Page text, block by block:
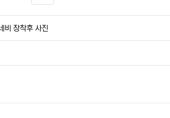
SNS 공유
장착후 사진